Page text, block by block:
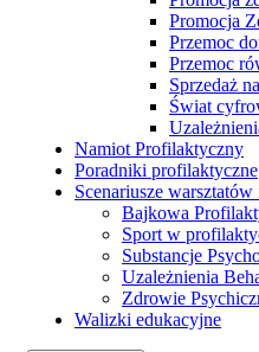
Promocja
Przemoc
Przemoc
Sprzedaż
Świat
Namiot Profilaktyczny
Poradniki profilaktyczne
Scenariusze
Bajkowa
Sport w
Substancje
Uzależnienia
Zdrowie
Walizki edukacyjne